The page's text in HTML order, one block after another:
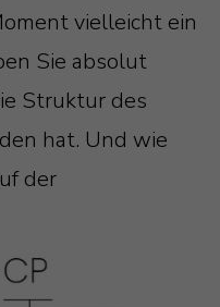
vielleicht ein
Sie absolut
Struktur des
hat. Und wie
der